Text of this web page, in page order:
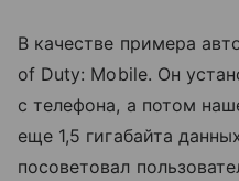
В качестве примера
of Duty: Mobile. Он
с телефона, а потом
еще 1,5 гигабайта
посоветовал